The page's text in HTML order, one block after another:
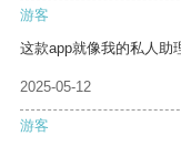
游客
这款app就像我的私人助
2025-05-12
游客